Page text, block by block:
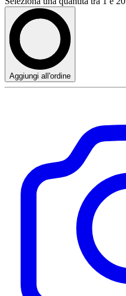
Aggiungi all'ordine